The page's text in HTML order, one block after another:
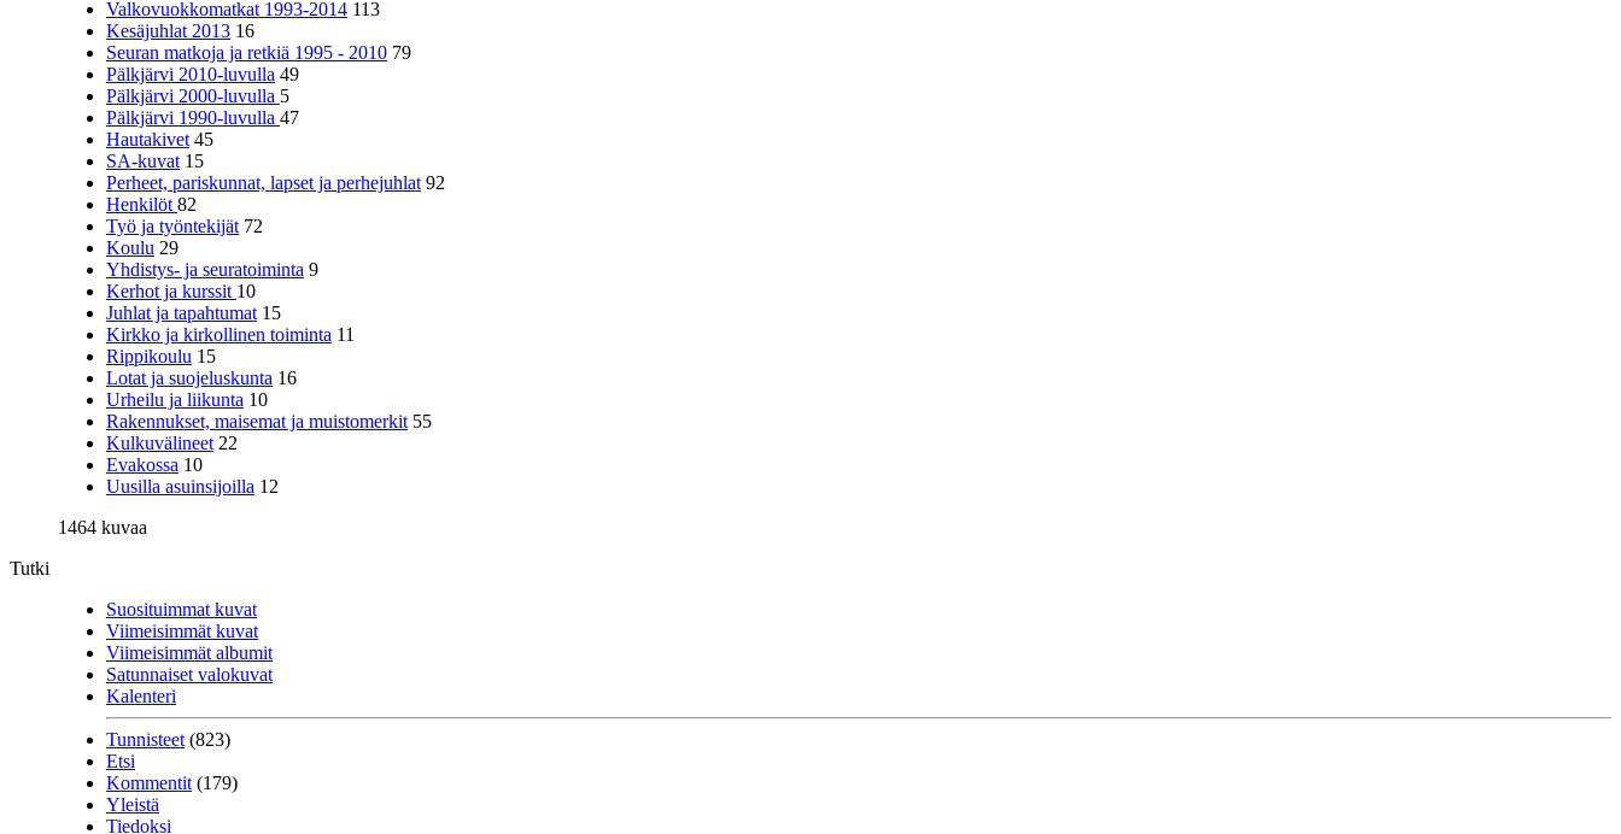
Valkovuokkomatkat 1993-2014 113
Kesäjuhlat 2013 16
Seuran matkoja ja retkiä 1995 - 2010 79
Pälkjärvi 2010-luvulla 49
Pälkjärvi 2000-luvulla 5
Pälkjärvi 1990-luvulla 47
Hautakivet 45
SA-kuvat 15
Perheet, pariskunnat, lapset ja perhejuhlat 92
Henkilöt 82
Työ ja työntekijät 72
Koulu 29
Yhdistys- ja seuratoiminta 9
Kerhot ja kurssit 10
Juhlat ja tapahtumat 15
Kirkko ja kirkollinen toiminta 11
Rippikoulu 15
Lotat ja suojeluskunta 16
Urheilu ja liikunta 10
Rakennukset, maisemat ja muistomerkit 55
Kulkuvälineet 22
Evakossa 10
Uusilla asuinsijoilla 12
1464 kuvaa
Tutki
Suosituimmat kuvat
Viimeisimmät kuvat
Viimeisimmät albumit
Satunnaiset valokuvat
Kalenteri
Tunnisteet (823)
Etsi
Kommentit (179)
Yleistä
Tiedoksi